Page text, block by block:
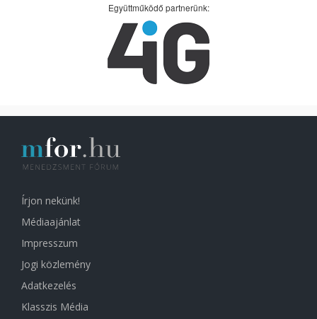
Együttműködő partnerünk:
Írjon nekünk!
Médiaajánlat
Impresszum
Jogi közlemény
Adatkezelés
Klasszis Média